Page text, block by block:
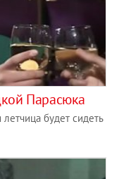
Парасюка
будет сидеть